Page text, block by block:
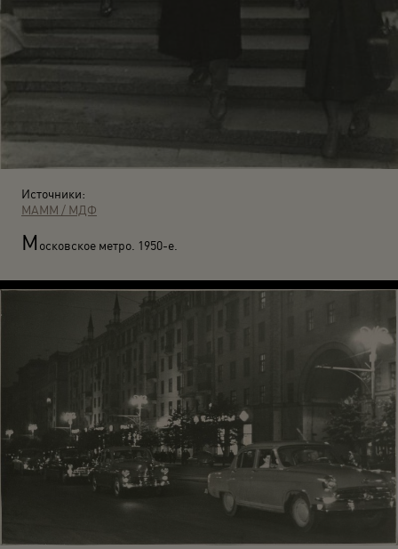
Источники:
МАММ / МДФ
М осковское метро. 1950-е.